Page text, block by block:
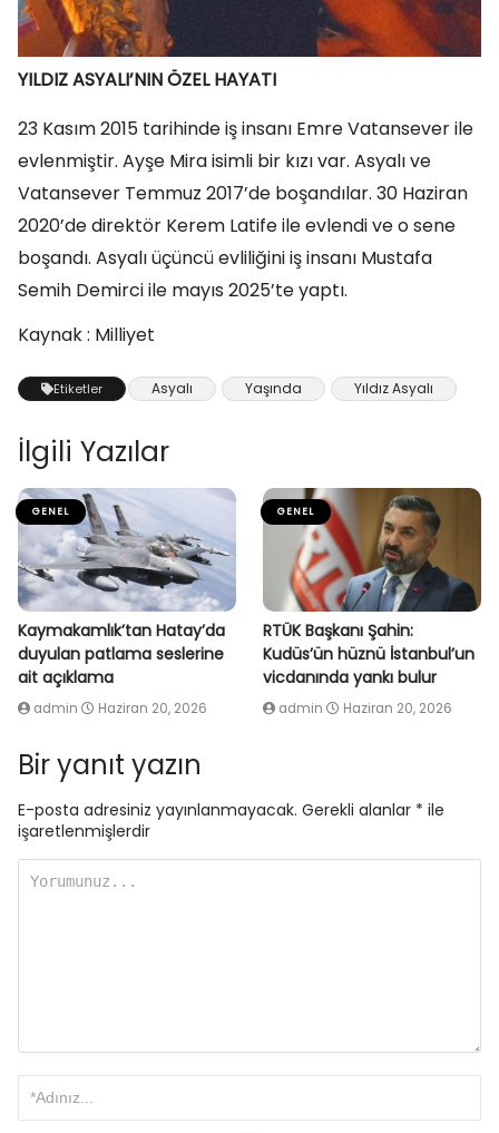
YILDIZ ASYALI’NIN ÖZEL HAYATI
23 Kasım 2015 tarihinde iş insanı Emre Vatansever ile
evlenmiştir. Ayşe Mira isimli bir kızı var. Asyalı ve
Vatansever Temmuz 2017’de boşandılar. 30 Haziran
2020’de direktör Kerem Latife ile evlendi ve o sene
boşandı. Asyalı üçüncü evliliğini iş insanı Mustafa
Semih Demirci ile mayıs 2025’te yaptı.
Kaynak : Milliyet
Etiketler Asyalı Yaşında Yıldız Asyalı
İlgili Yazılar
GENEL
Kaymakamlık’tan Hatay’da
duyulan patlama seslerine
ait açıklama
admin Haziran 20, 2026
GENEL
RTÜK Başkanı Şahin:
Kudüs’ün hüznü İstanbul’un
vicdanında yankı bulur
admin Haziran 20, 2026
Bir yanıt yazın
E-posta adresiniz yayınlanmayacak. Gerekli alanlar * ile
işaretlenmişlerdir